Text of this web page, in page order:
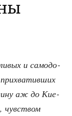
и само­до­
при­хва­тив­ших
аж до Кие­